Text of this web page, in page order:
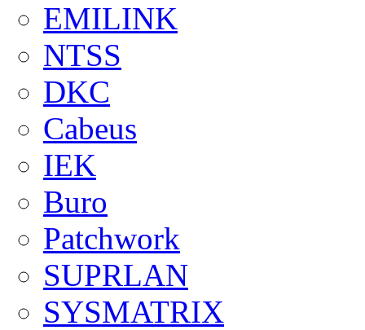
EMILINK
NTSS
DKC
Cabeus
IEK
Buro
Patchwork
SUPRLAN
SYSMATRIX